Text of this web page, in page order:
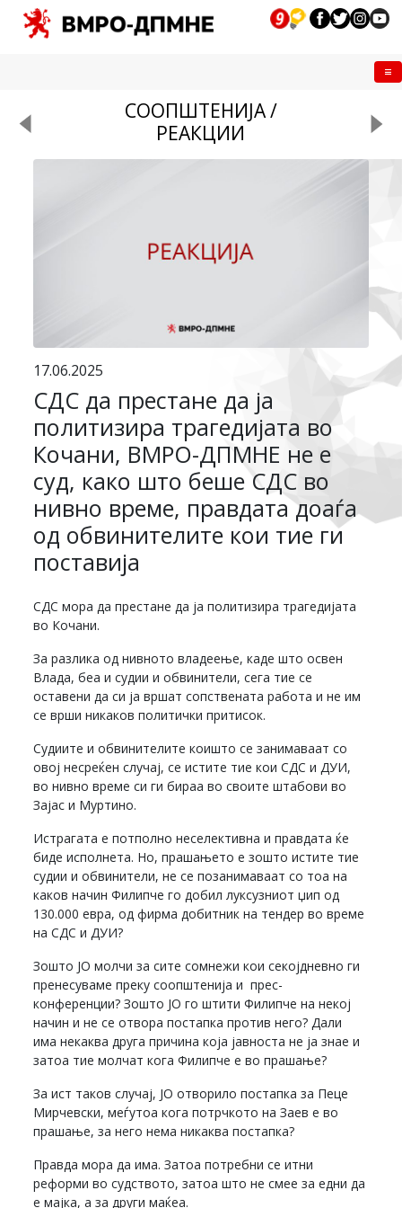
СООПШТЕНИЈА /
РЕАКЦИИ
17.06.2025
СДС да престане да ја
политизира трагедијата во
Кочани, ВМРО-ДПМНЕ не е
суд, како што беше СДС во
нивно време, правдата доаѓа
од обвинителите кои тие ги
поставија
СДС мора да престане да ја политизира трагедијата
во Кочани.
За разлика од нивното владеење, каде што освен
Влада, беа и судии и обвинители, сега тие се
оставени да си ја вршат сопствената работа и не им
се врши никаков политички притисок.
Судиите и обвинителите коишто се занимаваат со
овој несреќен случај, се истите тие кои СДС и ДУИ,
во нивно време си ги бираа во своите штабови во
Зајас и Муртино.
Истрагата е потполно неселективна и правдата ќе
биде исполнета. Но, прашањето е зошто истите тие
судии и обвинители, не се позанимаваат со тоа на
каков начин Филипче го добил луксузниот џип од
130.000 евра, од фирма добитник на тендер во време
на СДС и ДУИ?
Зошто ЈО молчи за сите сомнежи кои секојдневно ги
пренесуваме преку соопштенија и прес-
конференции? Зошто ЈО го штити Филипче на некој
начин и не се отвора постапка против него? Дали
има некаква друга причина која јавноста не ја знае и
затоа тие молчат кога Филипче е во прашање?
За ист таков случај, ЈО отворило постапка за Пеце
Мирчевски, меѓутоа кога потрчкото на Заев е во
прашање, за него нема никаква постапка?
Правда мора да има. Затоа потребни се итни
реформи во судството, затоа што не смее за едни да
е мајка, а за други маќеа.